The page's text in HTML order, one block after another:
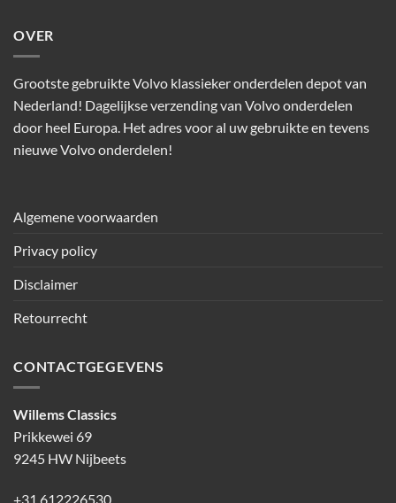
OVER
Grootste gebruikte Volvo klassieker onderdelen depot van
Nederland! Dagelijkse verzending van Volvo onderdelen
door heel Europa. Het adres voor al uw gebruikte en tevens
nieuwe Volvo onderdelen!
Algemene voorwaarden
Privacy policy
Disclaimer
Retourrecht
CONTACTGEGEVENS
Willems Classics
Prikkewei 69
9245 HW Nijbeets
+31 612226530